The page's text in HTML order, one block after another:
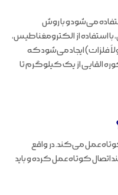
می‌شود و با روش
استفاده از الکترومغناطیس،
فلزات) ایجاد می‌شود که
القایی از یک کیلوگرم تا
عمل می‌کند. در واقع
اتصال کوتاه عمل کرده و باید